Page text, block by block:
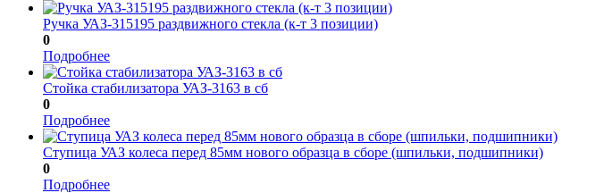
Ручка УАЗ-315195 раздвижного стекла (к-т 3 позиции)
0
Подробнее
Стойка стабилизатора УАЗ-3163 в сб
0
Подробнее
Ступица УАЗ колеса перед 85мм нового образца в сборе (шпильки, подшипники)
0
Подробнее